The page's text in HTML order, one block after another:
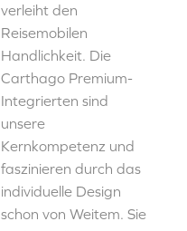
verleiht den
Reisemobilen
Handlichkeit. Die
Carthago Premium-
Integrierten sind
unsere
Kernkompetenz und
faszinieren durch das
individuelle Design
schon von Weitem. Sie